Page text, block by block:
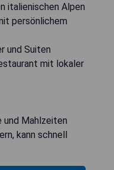
italienischen Alpen
persönlichem
und Suiten
mit lokaler
Mahlzeiten
kann schnell